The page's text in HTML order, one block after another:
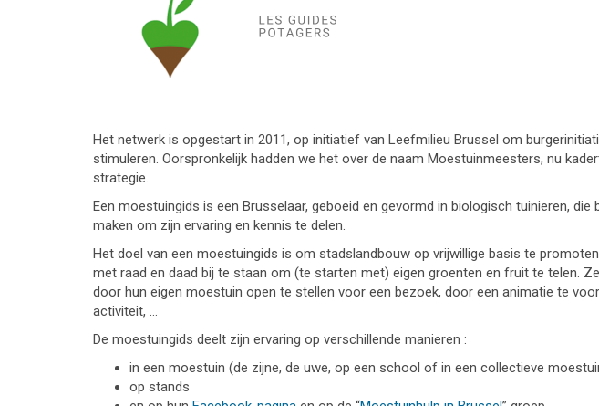
Het netwerk is opgestart in 2011, op initiatief van Leefmilieu Brussel om
stimuleren. Oorspronkelijk hadden we het over de naam Moestuinmeesters, nu
strategie.
Een moestuingids is een Brusselaar, geboeid en gevormd in biologisch tuinieren, die
maken om zijn ervaring en kennis te delen.
Het doel van een moestuingids is om stadslandbouw op vrijwillige basis te
met raad en daad bij te staan om (te starten met) eigen groenten en fruit te telen.
door hun eigen moestuin open te stellen voor een bezoek, door een animatie te
activiteit, …
De moestuingids deelt zijn ervaring op verschillende manieren :
in een moestuin (de zijne, de uwe, op een school of in een collectieve
op stands